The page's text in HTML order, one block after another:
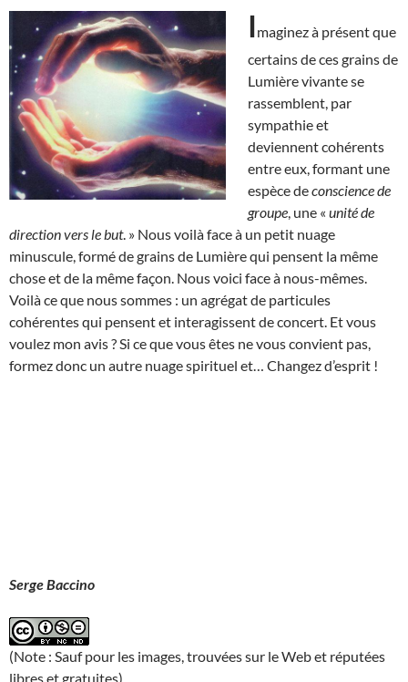
Imaginez à présent que
certains de ces grains de
Lumière vivante se
rassemblent, par
sympathie et
deviennent cohérents
entre eux, formant une
espèce deconscience de
groupe , une « unité de
direction vers le but. » Nous voilà face à un petit nuage
minuscule, formé de grains de Lumière qui pensent la même
chose et de la même façon. Nous voici face à nous-mêmes.
Voilà ce que nous sommes : un agrégat de particules
cohérentes qui pensent et interagissent de concert. Et vous
voulez mon avis ? Si ce que vous êtes ne vous convient pas,
formez donc un autre nuage spirituel et… Changez d’esprit !
Serge Baccino
(Note : Sauf pour les images, trouvées sur le Web et réputées
libres et gratuites)